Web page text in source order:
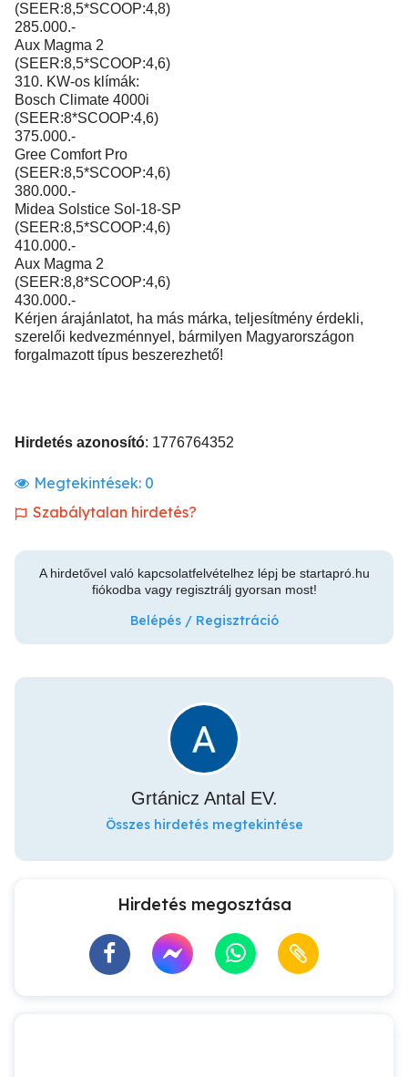
(SEER:8,5*SCOOP:4,8)
285.000.-
Aux Magma 2
(SEER:8,5*SCOOP:4,6)
310. KW-os klímák:
Bosch Climate 4000i
(SEER:8*SCOOP:4,6)
375.000.-
Gree Comfort Pro
(SEER:8,5*SCOOP:4,6)
380.000.-
Midea Solstice Sol-18-SP
(SEER:8,5*SCOOP:4,6)
410.000.-
Aux Magma 2
(SEER:8,8*SCOOP:4,6)
430.000.-
Kérjen árajánlatot, ha más márka, teljesítmény érdekli,
szerelői kedvezménnyel, bármilyen Magyarországon
forgalmazott típus beszerezhető!
Hirdetés azonosító: 1776764352
Megtekintések: 0
Szabálytalan hirdetés?
A hirdetővel való kapcsolatfelvételhez lépj be startapró.hu
fiókodba vagy regisztrálj gyorsan most!
Belépés / Regisztráció
Grtánicz Antal EV.
Összes hirdetés megtekintése
Hirdetés megosztása